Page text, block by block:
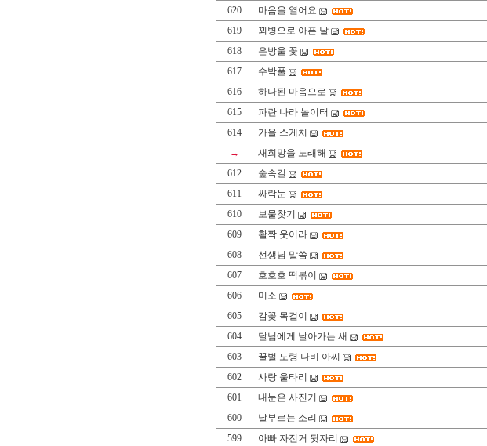
620
마음을 열어요
619
꾀병으로 아픈 날
618
은방울 꽃
617
수박풀
616
하나된 마음으로
615
파란 나라 놀이터
614
가을 스케치
→
새희망을 노래해
612
숲속길
611
싸락눈
610
보물찾기
609
활짝 웃어라
608
선생님 말씀
607
호호호 떡볶이
606
미소
605
감꽃 목걸이
604
달님에게 날아가는 새
603
꿀벌 도령 나비 아씨
602
사랑 울타리
601
내눈은 사진기
600
날부르는 소리
599
아빠 자전거 뒷자리